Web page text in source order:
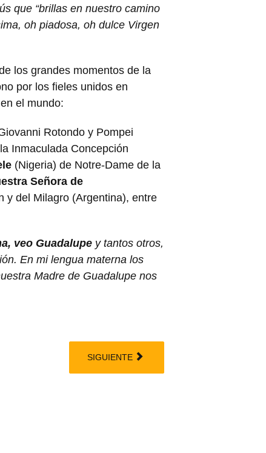
que “brillas en nuestro camino
oh piadosa, oh dulce Virgen
los grandes momentos de la
por los fieles unidos en
el mundo:
Rotondo y Pompei
Inmaculada Concepción
(Nigeria) de Notre-Dame de la
Señora de
y del Milagro (Argentina), entre
veo Guadalupey tantos otros,
En mi lengua materna los
Madre de Guadalupe nos
SIGUIENTE